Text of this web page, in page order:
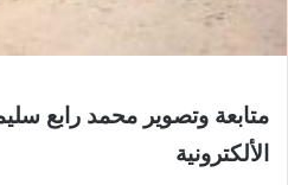
متابعة وتصوير محمد رابع
الألكترونية